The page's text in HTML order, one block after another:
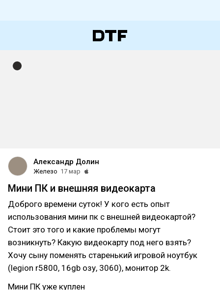
Александр Долин
Железо 17 мар
Мини ПК и внешняя видеокарта
Доброго времени суток! У кого есть опыт
использования мини пк с внешней видеокартой?
Стоит это того и какие проблемы могут
возникнуть? Какую видеокарту под него взять?
Хочу сыну поменять старенький игровой ноутбук
(legion r5800, 16gb озу, 3060), монитор 2k.
Мини ПК уже куплен